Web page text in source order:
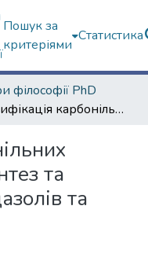
Пошук за
критеріями
Статистика
філософії PhD
Модифікація карбонільних похідних тіазолу: синтез та властивості бензімідазолів та хромонів
та
та